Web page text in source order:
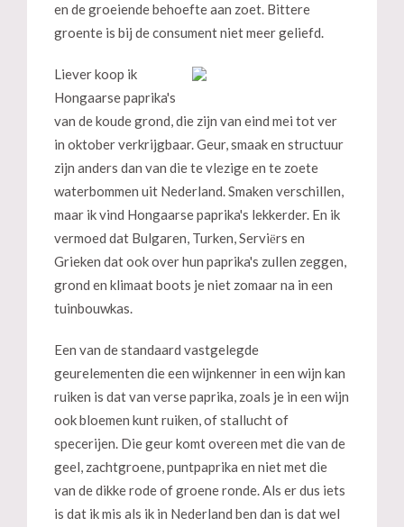
en de groeiende behoefte aan zoet. Bittere
groente is bij de consument niet meer geliefd.
Liever koop ik
Hongaarse paprika's
van de koude grond, die zijn van eind mei tot ver
in oktober verkrijgbaar. Geur, smaak en structuur
zijn anders dan van die te vlezige en te zoete
waterbommen uit Nederland. Smaken verschillen,
maar ik vind Hongaarse paprika's lekkerder. En ik
vermoed dat Bulgaren, Turken, Serviёrs en
Grieken dat ook over hun paprika's zullen zeggen,
grond en klimaat boots je niet zomaar na in een
tuinbouwkas.
Een van de standaard vastgelegde
geurelementen die een wijnkenner in een wijn kan
ruiken is dat van verse paprika, zoals je in een wijn
ook bloemen kunt ruiken, of stallucht of
specerijen. Die geur komt overeen met die van de
geel, zachtgroene, puntpaprika en niet met die
van de dikke rode of groene ronde. Als er dus iets
is dat ik mis als ik in Nederland ben dan is dat wel